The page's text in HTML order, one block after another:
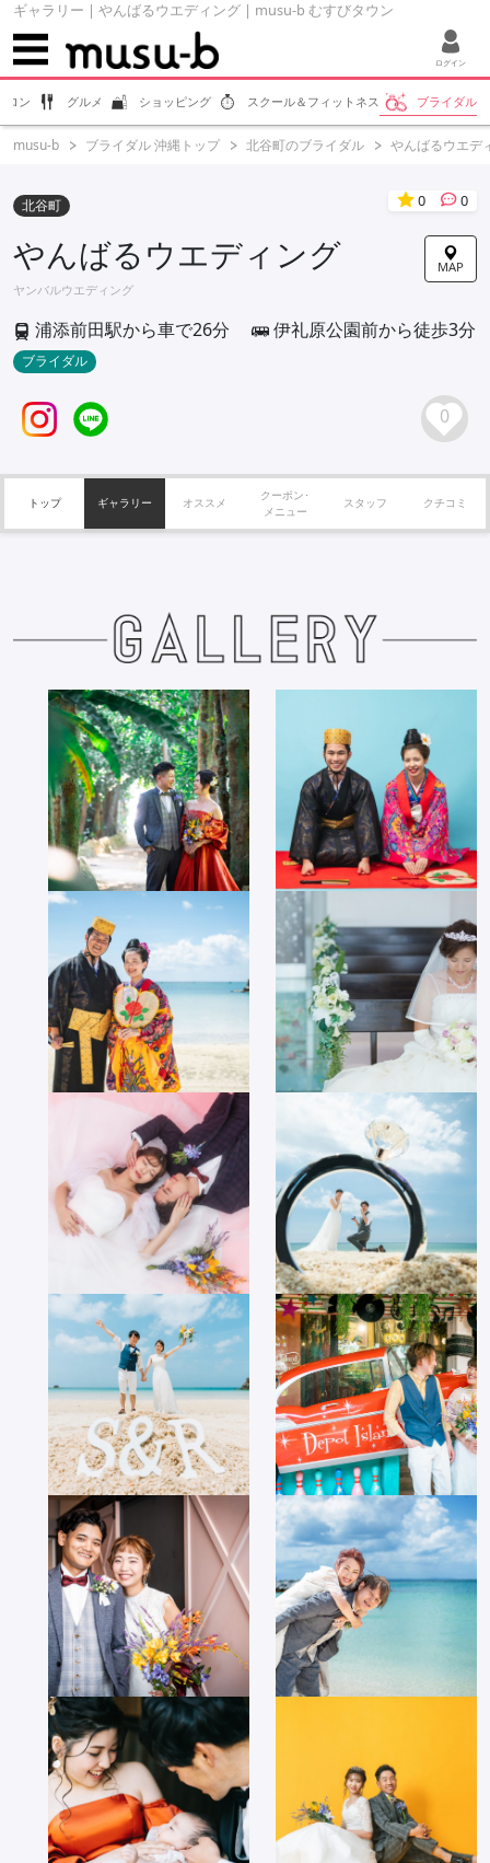
ギャラリー | やんばるウエディング | musu-b むすびタウン
ログイン
ロン グルメ ショッピング スクール＆フィットネス ブライダル
musu-b ブライダル 沖縄トップ 北谷町のブライダル やんばるウエデ
北谷町 0 0
MAP
やんばるウエディング
ヤンバルウエディング
浦添前田駅から車で26分 伊礼原公園前から徒歩3分
ブライダル
0
トップ ギャラリー オススメ
クーポン･
メニュー
スタッフ クチコミ